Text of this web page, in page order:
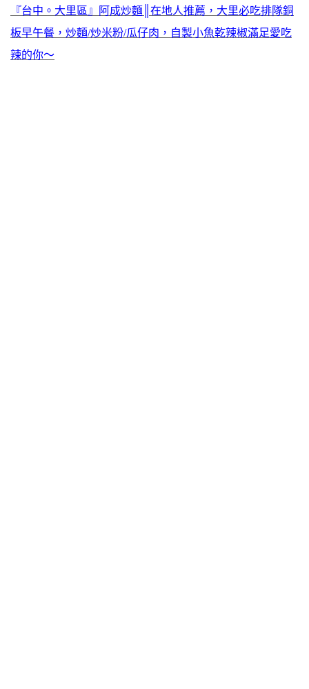
『台中。大里區』阿成炒麵║在地人推薦，大里必吃排隊銅
板早午餐，炒麵/炒米粉/瓜仔肉，自製小魚乾辣椒滿足愛吃
辣的你～